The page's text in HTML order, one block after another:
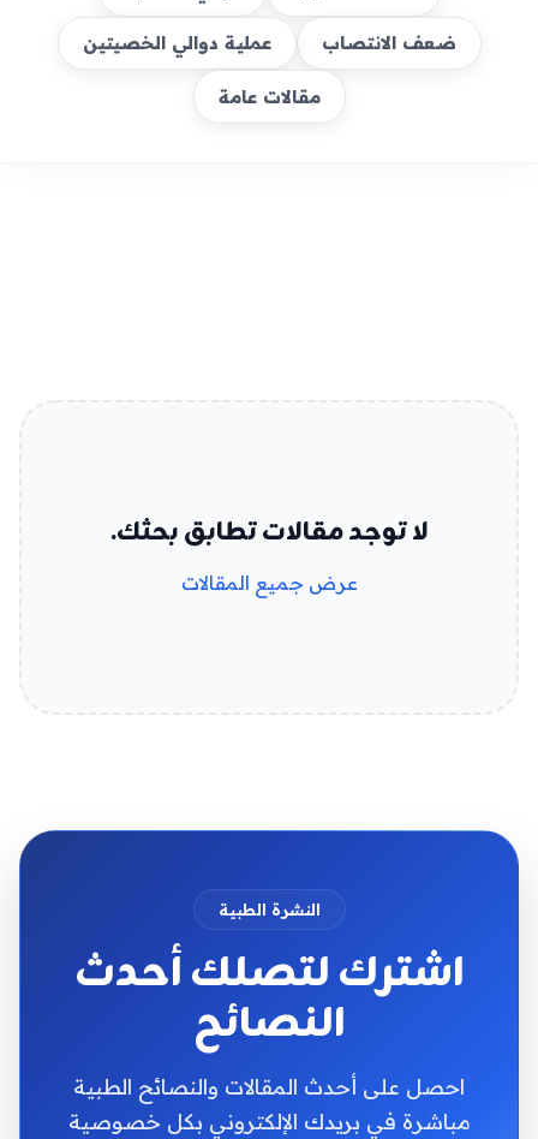
ضعف الانتصاب عملية دوالي الخصيتين
مقالات عامة
لا توجد مقالات تطابق بحثك.
عرض جميع المقالات
النشرة الطبية
اشترك لتصلك أحدث
النصائح
احصل على أحدث المقالات والنصائح الطبية
مباشرة في بريدك الإلكتروني بكل خصوصية